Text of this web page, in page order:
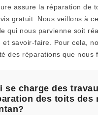
assure la réparation de
gratuit. Nous veillons à
qui nous parvienne soit
et savoir-faire. Pour cela,
des réparations que nous
se charge des
des toits des